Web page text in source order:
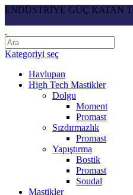
ENDÜSTRİYE GÜÇ KATAN
Kategoriyi seç
Havlupan
High Tech Mastikler
Dolgu
Moment
Promast
Sızdırmazlık
Promast
Yapıştırma
Bostik
Promast
Soudal
Mastikler